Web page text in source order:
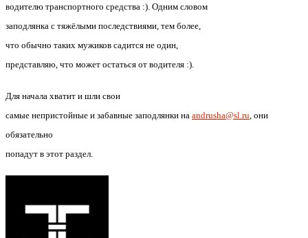
водителю транспортного средства :). Одним словом
заподлянка с тяжёлыми последствиями, тем более,
что обычно таких мужиков садится не один,
представляю, что может остаться от водителя :).
Для начала хватит и шли свои
самые непристойные и забавные заподлянки на andrusha@sl.ru , они
обязательно
попадут в этот раздел.